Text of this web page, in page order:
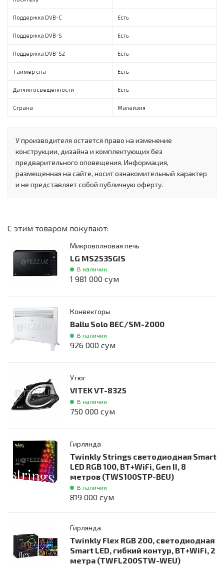
Поддержка DVB-C Есть
Поддержка DVB-S Есть
Поддержка DVB-S2 Есть
Таймер сна Есть
Датчик освещенности Есть
Страна Малайзия
У производителя остается право на изменение
конструкции, дизайна и комплектующих без
предварительного оповещения. Информация,
размещенная на сайте, носит ознакомительный характер
и не представляет собой публичную оферту.
С этим товаром покупают:
Микроволновая печь
LG MS2535GIS
В наличии
1 981 000 сум
Конвекторы
Ballu Solo BEC/SM-2000
В наличии
926 000 сум
Утюг
VITEK VT-8325
В наличии
750 000 сум
Гирлянда
Twinkly Strings светодиодная Smart
LED RGB 100, BT+WiFi, Gen II, 8
метров (TWS100STP-BEU)
В наличии
819 000 сум
Гирлянда
Twinkly Flex RGB 200, светодиодная
Smart LED, гибкий контур, BT+WiFi, 2
метра (TWFL200STW-WEU)